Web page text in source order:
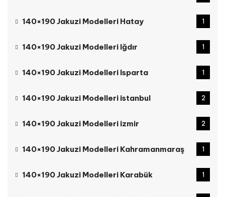
140×190 Jakuzi Modelleri Hatay 1
140×190 Jakuzi Modelleri Iğdır 1
140×190 Jakuzi Modelleri Isparta 1
140×190 Jakuzi Modelleri istanbul 2
140×190 Jakuzi Modelleri izmir 2
140×190 Jakuzi Modelleri Kahramanmaraş 1
140×190 Jakuzi Modelleri Karabük 1